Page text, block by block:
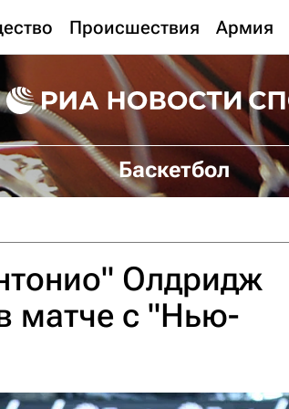
Происшествия Армия
Баскетбол
Олдридж
матче с "Нью-